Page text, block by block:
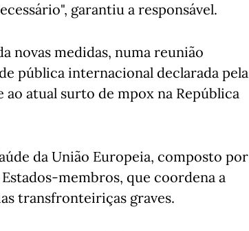
garantiu a responsável.
novas medidas, numa reunião
pública internacional declarada pela
ao atual surto de mpox na República
da União Europeia, composto por
membros, que coordena a
transfronteiriças graves.